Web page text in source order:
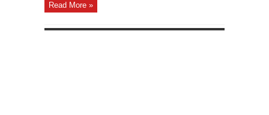
Read More »